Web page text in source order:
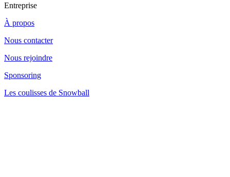
Entreprise
À propos
Nous contacter
Nous rejoindre
Sponsoring
Les coulisses de Snowball